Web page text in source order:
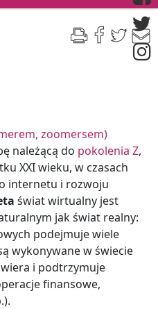
zoomersem)
należącą do pokolenia Z,
XXI wieku, w czasach
internetu i rozwoju
świat wirtualny jest
jak świat realny:
podejmuje wiele
wykonywane w świecie
i podtrzymuje
finansowe,